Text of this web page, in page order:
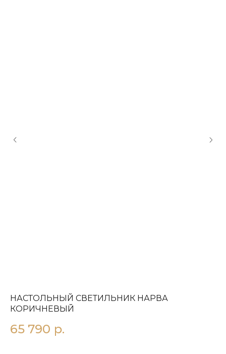
НАСТОЛЬНЫЙ СВЕТИЛЬНИК НАРВА
КОРИЧНЕВЫЙ
65 790 р.